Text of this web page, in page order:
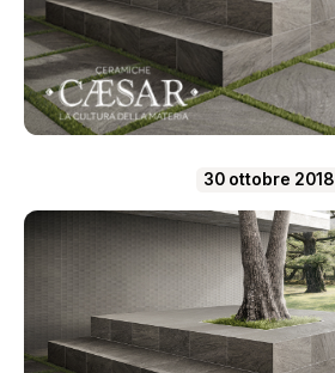
30 ottobre 2018